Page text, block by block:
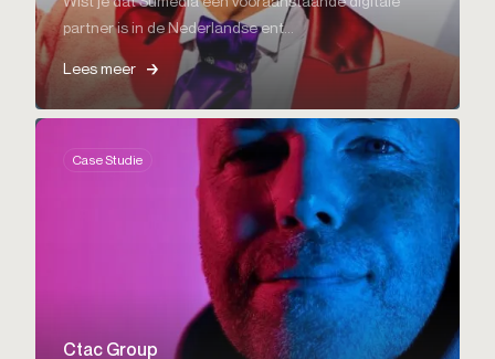
partner is in de Nederlandse ent...
Lees meer
Case Studie
Ctac Group